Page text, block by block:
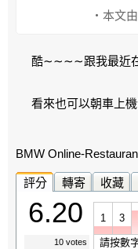
‧本文由
酷∼∼∼∼跟我最近在
看來也可以朝車上
BMW Online-
評分 轉寄 收藏
6.20
10 votes
1 3
請按數